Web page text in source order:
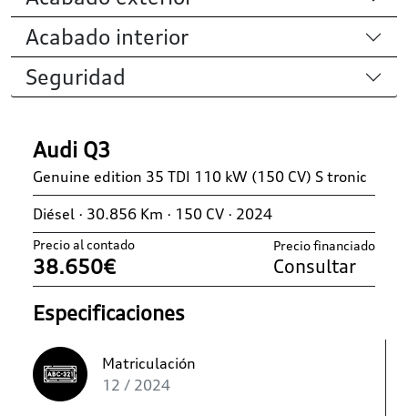
Acabado interior
Seguridad
Audi Q3
Genuine edition 35 TDI 110 kW (150 CV) S tronic
Diésel · 30.856 Km · 150 CV · 2024
Precio al contado
38.650€
Precio financiado
Consultar
Especificaciones
Matriculación
12 / 2024